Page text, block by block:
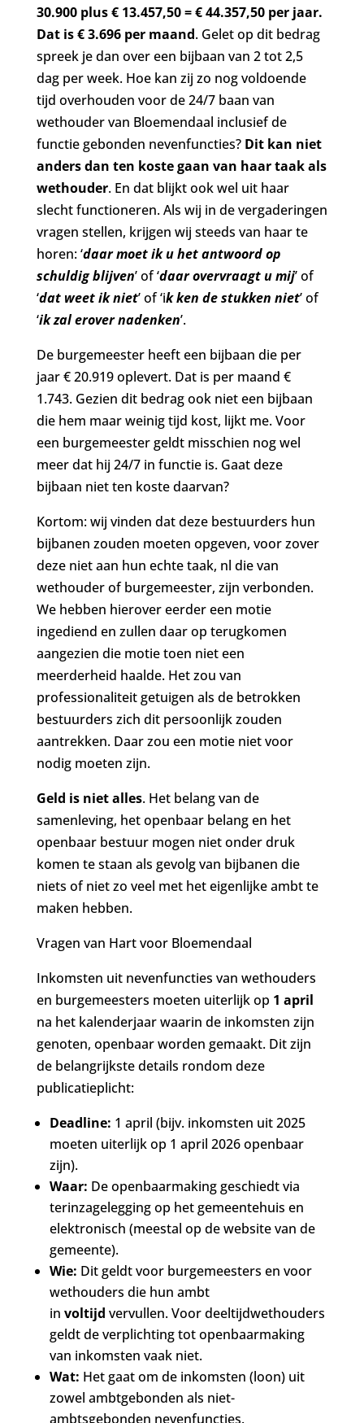
30.900 plus € 13.457,50 = € 44.357,50 per jaar.
Dat is € 3.696 per maand. Gelet op dit bedrag
spreek je dan over een bijbaan van 2 tot 2,5
dag per week. Hoe kan zij zo nog voldoende
tijd overhouden voor de 24/7 baan van
wethouder van Bloemendaal inclusief de
functie gebonden nevenfuncties? Dit kan niet
anders dan ten koste gaan van haar taak als
wethouder. En dat blijkt ook wel uit haar
slecht functioneren. Als wij in de vergaderingen
vragen stellen, krijgen wij steeds van haar te
horen: ‘daar moet ik u het antwoord op
schuldig blijven’ of ‘daar overvraagt u mij’ of
‘dat weet ik niet’ of ‘ik ken de stukken niet’ of
‘ik zal erover nadenken’.
De burgemeester heeft een bijbaan die per
jaar € 20.919 oplevert. Dat is per maand €
1.743. Gezien dit bedrag ook niet een bijbaan
die hem maar weinig tijd kost, lijkt me. Voor
een burgemeester geldt misschien nog wel
meer dat hij 24/7 in functie is. Gaat deze
bijbaan niet ten koste daarvan?
Kortom: wij vinden dat deze bestuurders hun
bijbanen zouden moeten opgeven, voor zover
deze niet aan hun echte taak, nl die van
wethouder of burgemeester, zijn verbonden.
We hebben hierover eerder een motie
ingediend en zullen daar op terugkomen
aangezien die motie toen niet een
meerderheid haalde. Het zou van
professionaliteit getuigen als de betrokken
bestuurders zich dit persoonlijk zouden
aantrekken. Daar zou een motie niet voor
nodig moeten zijn.
Geld is niet alles. Het belang van de
samenleving, het openbaar belang en het
openbaar bestuur mogen niet onder druk
komen te staan als gevolg van bijbanen die
niets of niet zo veel met het eigenlijke ambt te
maken hebben.
Vragen van Hart voor Bloemendaal
Inkomsten uit nevenfuncties van wethouders
en burgemeesters moeten uiterlijk op 1 april
na het kalenderjaar waarin de inkomsten zijn
genoten, openbaar worden gemaakt. Dit zijn
de belangrijkste details rondom deze
publicatieplicht:
Deadline: 1 april (bijv. inkomsten uit 2025
moeten uiterlijk op 1 april 2026 openbaar
zijn).
Waar: De openbaarmaking geschiedt via
terinzagelegging op het gemeentehuis en
elektronisch (meestal op de website van de
gemeente).
Wie: Dit geldt voor burgemeesters en voor
wethouders die hun ambt
in voltijd vervullen. Voor deeltijdwethouders
geldt de verplichting tot openbaarmaking
van inkomsten vaak niet.
Wat: Het gaat om de inkomsten (loon) uit
zowel ambtgebonden als niet-
ambtsgebonden nevenfuncties.